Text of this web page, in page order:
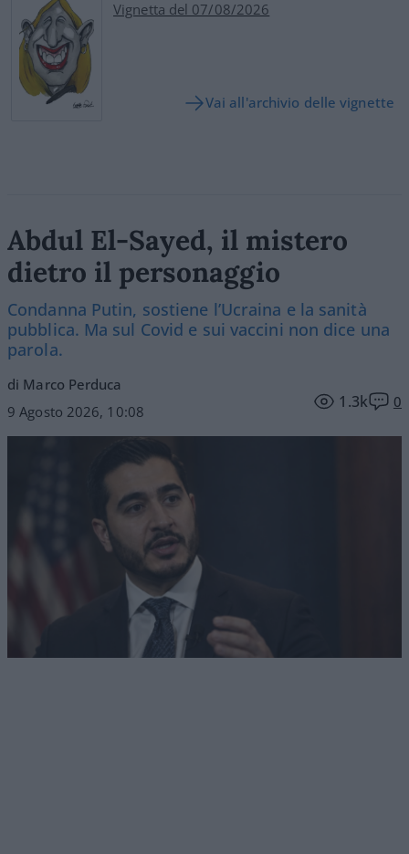
Vignetta del 07/08/2026
Vai all'archivio delle vignette
Abdul El-Sayed, il mistero
dietro il personaggio
Condanna Putin, sostiene l’Ucraina e la sanità
pubblica. Ma sul Covid e sui vaccini non dice una
parola.
di Marco Perduca
9 Agosto 2026, 10:08
1.3k 0